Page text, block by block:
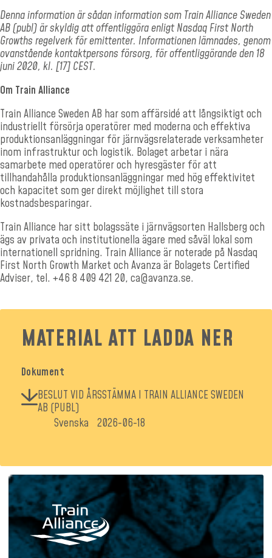
Denna information är sådan information som Train Alliance Sweden
AB (publ) är skyldig att offentliggöra enligt Nasdaq First North
Growths regelverk för emittenter. Informationen lämnades, genom
ovanstående kontaktpersons försorg, för offentliggörande den 18
juni 2020, kl. [17] CEST.
Om Train Alliance
Train Alliance Sweden AB har som affärsidé att långsiktigt och
industriellt försörja operatörer med moderna och effektiva
produktionsanläggningar för järnvägsrelaterade verksamheter
inom infrastruktur och logistik. Bolaget arbetar i nära
samarbete med operatörer och hyresgäster för att
tillhandahålla produktionsanläggningar med hög effektivitet
och kapacitet som ger direkt möjlighet till stora
kostnadsbesparingar.
Train Alliance har sitt bolagssäte i järnvägsorten Hallsberg och
ägs av privata och institutionella ägare med såväl lokal som
internationell spridning. Train Alliance är noterade på Nasdaq
First North Growth Market och Avanza är Bolagets Certified
Adviser, tel. +46 8 409 421 20, ca@avanza.se.
MATERIAL ATT LADDA NER
Dokument
BESLUT VID ÅRSSTÄMMA I TRAIN ALLIANCE SWEDEN
AB (PUBL)
Svenska 2026-06-18